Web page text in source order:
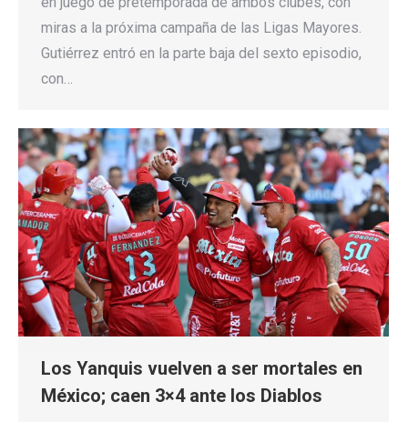
miras a la próxima campaña de las Ligas Mayores.
Gutiérrez entró en la parte baja del sexto episodio,
con…
Los Yanquis vuelven a ser mortales en
México; caen 3×4 ante los Diablos